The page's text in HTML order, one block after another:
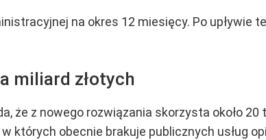
na okres 12 miesięcy. Po upływie
miliard złotych
że z nowego rozwiązania skorzysta około
których obecnie brakuje publicznych usług